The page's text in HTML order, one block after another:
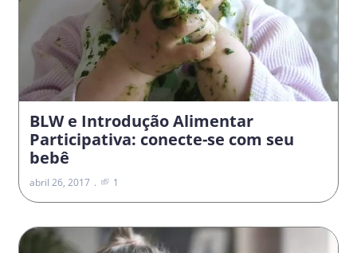
BLW e Introdução Alimentar
Participativa: conecte-se com seu
bebê
abril 26, 2017 1